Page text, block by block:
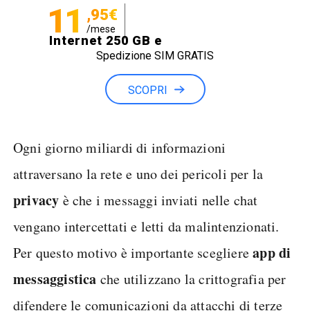
11 ,95€
/mese
Internet 250 GB e
Minuti illimitati
Spedizione SIM GRATIS
SCOPRI
Ogni giorno miliardi di informazioni
attraversano la rete e uno dei pericoli per la
privacy è che i messaggi inviati nelle chat
vengano intercettati e letti da malintenzionati.
Per questo motivo è importante scegliereapp di
messaggistica che utilizzano la crittografia per
difendere le comunicazioni da attacchi di terze